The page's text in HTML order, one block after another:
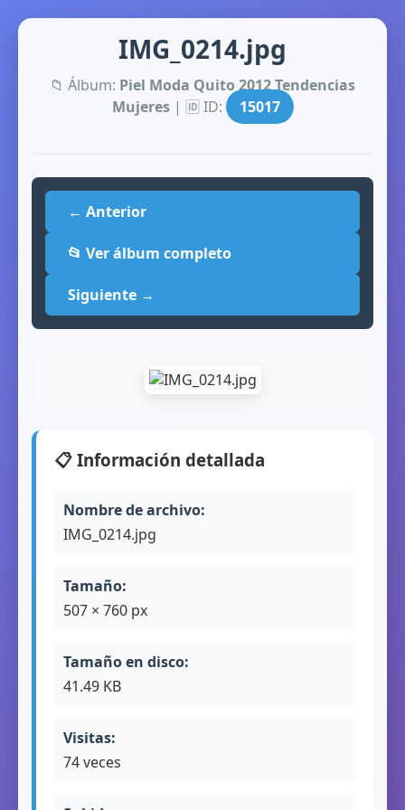
IMG_0214.jpg
📁 Álbum: Piel Moda Quito 2012 Tendencias
Mujeres| 🆔 ID: 15017
← Anterior
📂 Ver álbum completo
Siguiente →
📋 Información detallada
Nombre de archivo:
IMG_0214.jpg
Tamaño:
507 × 760 px
Tamaño en disco:
41.49 KB
Visitas:
74 veces